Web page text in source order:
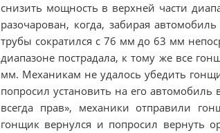
снизить мощность в верхней части
разочарован, когда, забирая
трубы сократился с 76 мм до 63 мм
диапазоне пострадала, к тому же все
мм. Механикам не удалось убедить
попросил установить на его
всегда прав», механики отправили
гонщик вернулся и попросил вернуть